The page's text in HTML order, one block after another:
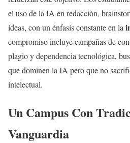
el uso de la IA en redacción,
ideas, con un énfasis constante en la
compromiso incluye campañas de
plagio y dependencia tecnológica,
que dominen la IA pero que no
intelectual.
Un Campus Con
Vanguardia